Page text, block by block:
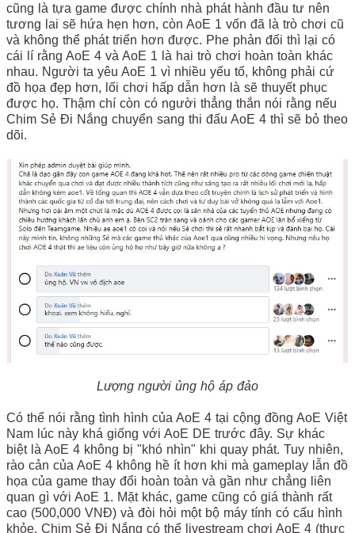
cũng là tựa game được chính nhà phát hành đầu tư nên
tương lai sẽ hứa hẹn hơn, còn AoE 1 vốn đã là trò chơi cũ
và không thể phát triển hơn được. Phe phản đối thì lại có
cái lí rằng AoE 4 và AoE 1 là hai trò chơi hoàn toàn khác
nhau. Người ta yêu AoE 1 vì nhiều yếu tố, không phải cứ
đồ họa đẹp hơn, lối chơi hấp dẫn hơn là sẽ thuyết phục
được họ. Thậm chí còn có người thẳng thắn nói rằng nếu
Chim Sẻ Đi Nắng chuyển sang thi đấu AoE 4 thì sẽ bỏ theo
dõi.
Lượng người ủng hộ áp đảo
Có thể nói rằng tình hình của AoE 4 tại cộng đồng AoE Việt
Nam lúc này khá giống với AoE DE trước đây. Sự khác
biệt là AoE 4 không bị "khó nhìn" khi quay phát. Tuy nhiên,
rào cản của AoE 4 không hề ít hơn khi mà gameplay lẫn đồ
họa của game thay đổi hoàn toàn và gần như chẳng liên
quan gì với AoE 1. Mặt khác, game cũng có giá thành rất
cao (500,000 VNĐ) và đòi hỏi một bộ máy tính có cấu hình
khỏe. Chim Sẻ Đi Nắng có thể livestream chơi AoE 4 (thực